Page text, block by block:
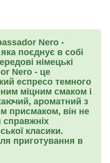
Nero -
поєднує в собі
німецькі
Nero - це
еспресо темного
міцним смаком і
ароматний з
присмаком, він не
класики.
приготування в